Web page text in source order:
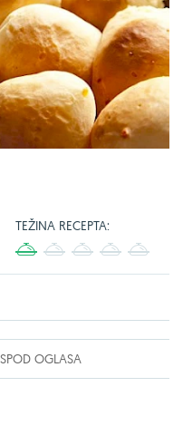
TEŽINA RECEPTA:
4
OGLASA